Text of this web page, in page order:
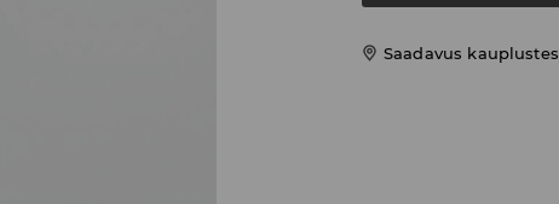
Saadavus kauplustes